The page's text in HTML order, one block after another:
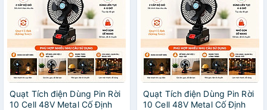
Quạt Tích điện Dùng Pin Rời
10 Cell 48V Metal Cố Định
Quạt Tích điện Dùng Pin Rời
10 Cell 48V Metal Cố Định